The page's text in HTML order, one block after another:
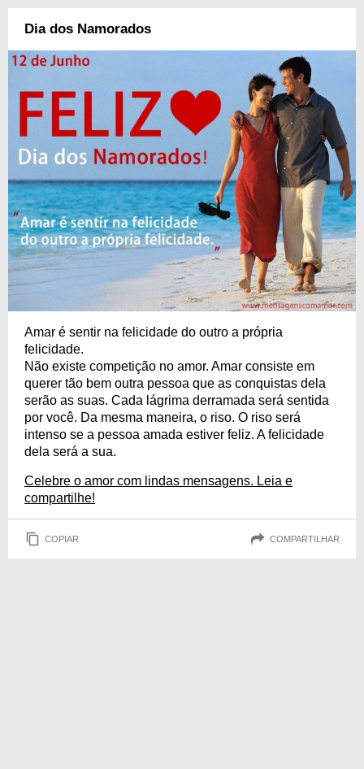
Dia dos Namorados
Amar é sentir na felicidade do outro a própria
felicidade.
Não existe competição no amor. Amar consiste em
querer tão bem outra pessoa que as conquistas dela
serão as suas. Cada lágrima derramada será sentida
por você. Da mesma maneira, o riso. O riso será
intenso se a pessoa amada estiver feliz. A felicidade
dela será a sua.
Celebre o amor com lindas mensagens. Leia e
compartilhe!
COPIAR COMPARTILHAR